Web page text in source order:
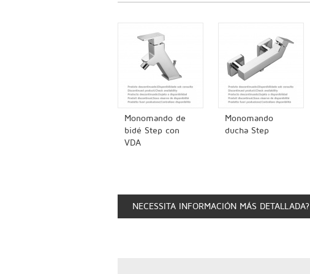
Monomando de
bidé Step con
VDA
Monomando
ducha Step
NECESSITA INFORMACIÓN MÁS DETALLADA?